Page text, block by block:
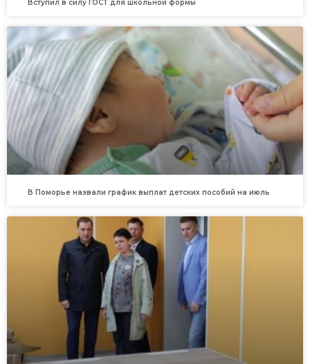
Вступил в силу ГОСТ для школьной формы
В Поморье назвали график выплат детских пособий на июль